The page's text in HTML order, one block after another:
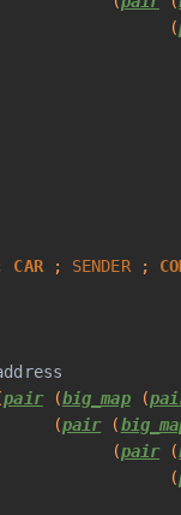
CAR ; SENDER ;
pair (big_map (
pair (
pair (